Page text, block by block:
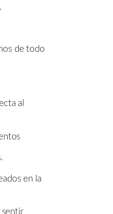
de todo
al
en la
sentir